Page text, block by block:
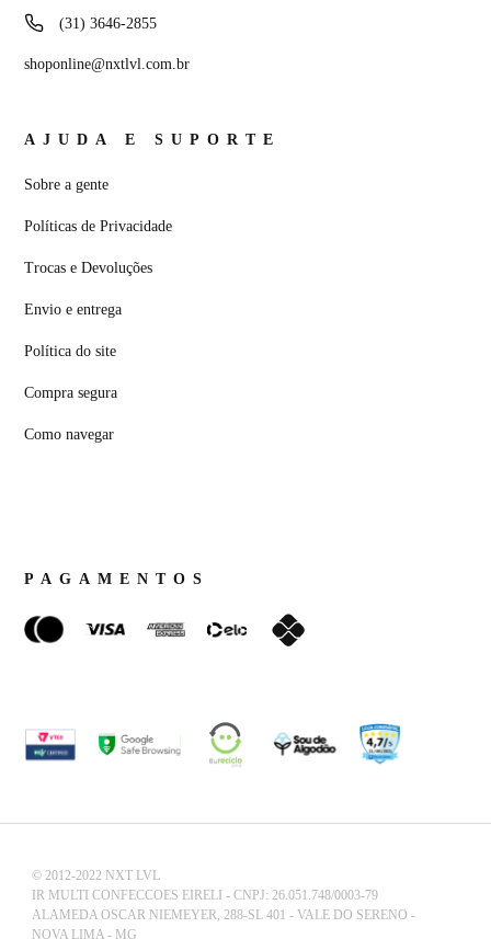
(31) 3646-2855
shoponline@nxtlvl.com.br
AJUDA E SUPORTE
Sobre a gente
Políticas de Privacidade
Trocas e Devoluções
Envio e entrega
Política do site
Compra segura
Como navegar
PAGAMENTOS
© 2012-2022 NXT LVL
IR MULTI CONFECCOES EIRELI - CNPJ: 26.051.748/0003-79
ALAMEDA OSCAR NIEMEYER, 288-SL 401 - VALE DO SERENO -
NOVA LIMA - MG